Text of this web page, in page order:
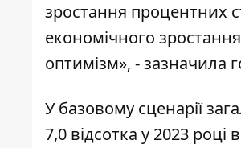
зростання процентних
економічного
оптимізм», -зазначила
У базовому сценарії
7,0 відсотка у 2023